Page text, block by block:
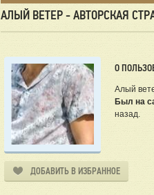
АЛЫЙ ВЕТЕР - АВТОРСКАЯ
О
Алый
Был на
назад.
ДОБАВИТЬ В ИЗБРАННОЕ